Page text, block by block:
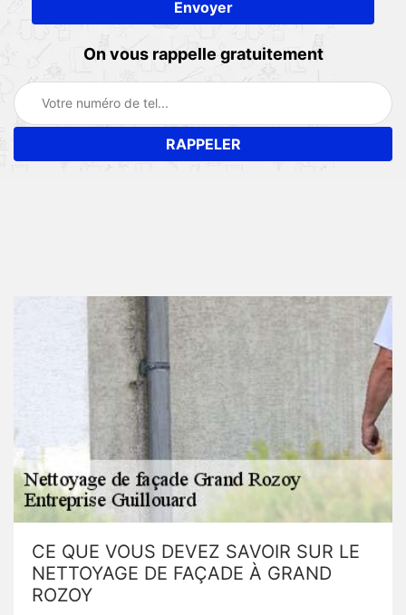
On vous rappelle gratuitement
CE QUE VOUS DEVEZ SAVOIR SUR LE
NETTOYAGE DE FAÇADE À GRAND
ROZOY